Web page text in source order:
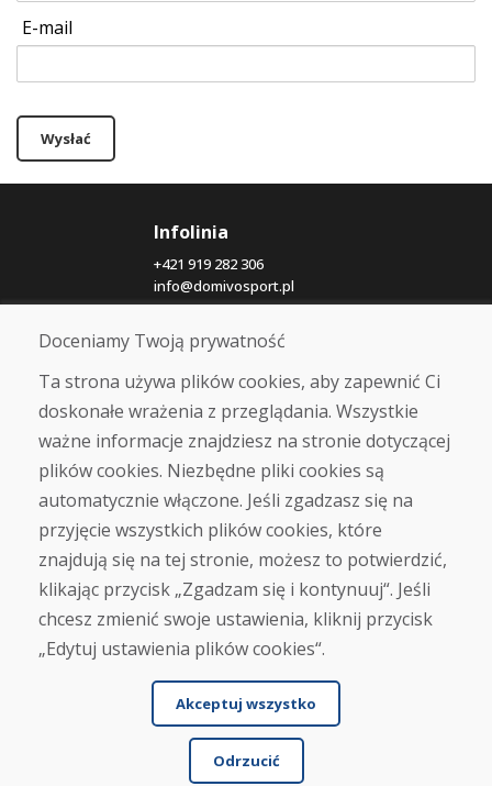
E-mail
Wysłać
Infolinia
+421 919 282 306
info@domivosport.pl
O nas
Blog
O nas
Sklep
Kontakt
Zakup
Sklep internetowy
Warunki handlowe
Transport
Zapłata
Skarga
Zwrot i wymiana towaru
Ochrona danych osobowych
Cookies
Doceniamy Twoją prywatność
Ta strona używa plików cookies, aby zapewnić Ci
doskonałe wrażenia z przeglądania. Wszystkie
ważne informacje znajdziesz na stronie dotyczącej
plików cookies. Niezbędne pliki cookies są
automatycznie włączone. Jeśli zgadzasz się na
przyjęcie wszystkich plików cookies, które
znajdują się na tej stronie, możesz to potwierdzić,
klikając przycisk „Zgadzam się i kontynuuj“. Jeśli
chcesz zmienić swoje ustawienia, kliknij przycisk
„Edytuj ustawienia plików cookies“.
Akceptuj wszystko
Odrzucić